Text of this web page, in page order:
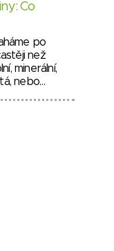
Co
po
než
minerální,
nebo…